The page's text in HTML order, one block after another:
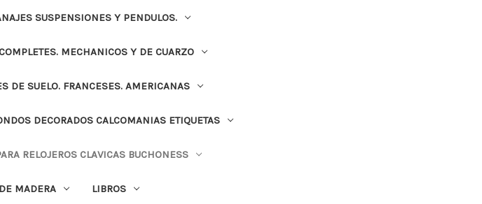
SUSPENSIONES Y PENDULOS.
MECHANICOS Y DE CUARZO
DE SUELO. FRANCESES. AMERICANAS
DECORADOS CALCOMANIAS ETIQUETAS
RELOJEROS CLAVICAS BUCHONESS
MADERA LIBROS